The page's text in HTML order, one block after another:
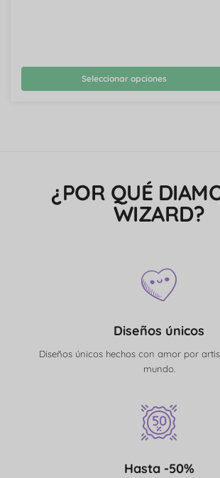
Seleccionar opciones
¿POR QUÉ
WIZARD?
Diseños únicos
Diseños únicos hechos con amor por
mundo.
Hasta -50%